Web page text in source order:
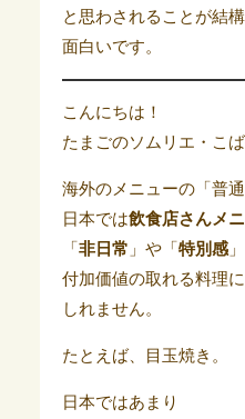
と思わされることが結
面白いです。
こんにちは！
たまごのソムリエ・こば
海外のメニューの「普通
日本では飲食店さんメ
「 非日常 」や「 特別感
付加価値の取れる料理
しれません。
たとえば、目玉焼き。
日本ではあまり